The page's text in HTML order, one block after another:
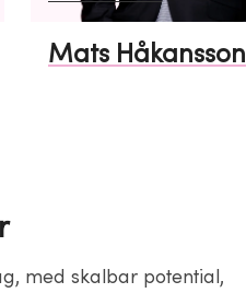
Mats Håkansson
med skalbar potential,